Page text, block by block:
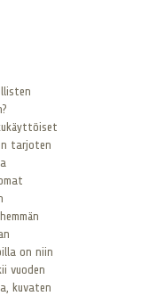
tarjoten
on niin
vuoden
kuvaten